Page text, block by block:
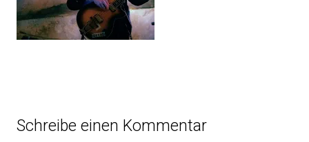
Schreibe einen Kommentar